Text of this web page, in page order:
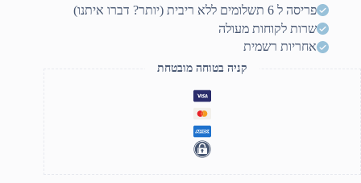
5600Mhz
פריסה ל 6 תשלומים ללא ריבית (יותר? דברו איתנו)
שרות לקוחות מעולה
אחריות רשמית
קניה בטוחה מובטחת